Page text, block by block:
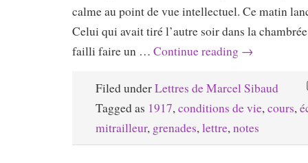
calme au point de vue intellectuel. Ce matin
Celui qui avait tiré l’autre soir dans la
failli faire un … Continue reading →
Filed underLettres de Marcel Sibaud
Tagged as 1917, conditions de vie, cours,
mitrailleur, grenades, lettre, notes